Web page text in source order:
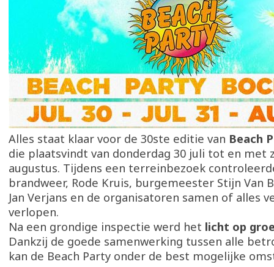
Alles staat klaar voor de 30ste editie van Beach
die plaatsvindt van donderdag 30 juli tot en met
augustus. Tijdens een terreinbezoek
brandweer, Rode Kruis, burgemeester Stijn Van
Jan Verjans en de organisatoren samen of alles
verlopen.
Na een grondige inspectie werd het licht op
Dankzij de goede samenwerking tussen alle
kan de Beach Party onder de best mogelijke